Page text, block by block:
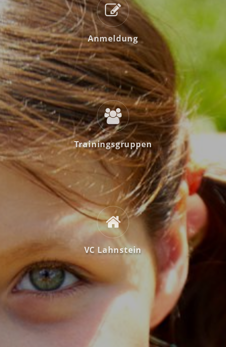
Anmeldung
Trainingsgruppen
VC Lahnstein